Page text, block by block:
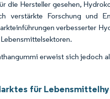
die Hersteller gesehen,
verstärkte Forschung und
verbesserter
erweist sich jedoch
für